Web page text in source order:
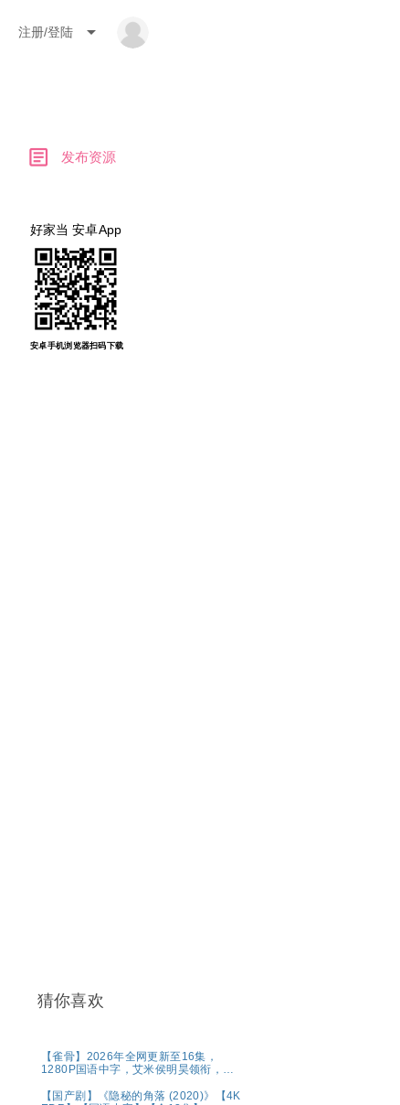
注册/登陆 arrow_drop_down
article 发布资源
好家当 安卓App
安卓手机浏览器扫码下载
猜你喜欢
【雀骨】2026年全网更新至16集，
1280P国语中字，艾米侯明昊领衔，单
【国产剧】《隐秘的角落 (2020)》【4K